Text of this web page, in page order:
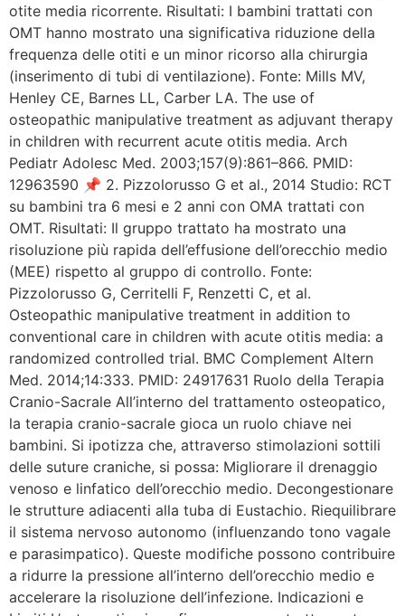
otite media ricorrente. Risultati: I bambini trattati con
OMT hanno mostrato una significativa riduzione della
frequenza delle otiti e un minor ricorso alla chirurgia
(inserimento di tubi di ventilazione). Fonte: Mills MV,
Henley CE, Barnes LL, Carber LA. The use of
osteopathic manipulative treatment as adjuvant therapy
in children with recurrent acute otitis media. Arch
Pediatr Adolesc Med. 2003;157(9):861–866. PMID:
12963590 📌 2. Pizzolorusso G et al., 2014 Studio: RCT
su bambini tra 6 mesi e 2 anni con OMA trattati con
OMT. Risultati: Il gruppo trattato ha mostrato una
risoluzione più rapida dell’effusione dell’orecchio medio
(MEE) rispetto al gruppo di controllo. Fonte:
Pizzolorusso G, Cerritelli F, Renzetti C, et al.
Osteopathic manipulative treatment in addition to
conventional care in children with acute otitis media: a
randomized controlled trial. BMC Complement Altern
Med. 2014;14:333. PMID: 24917631 Ruolo della Terapia
Cranio-Sacrale All’interno del trattamento osteopatico,
la terapia cranio-sacrale gioca un ruolo chiave nei
bambini. Si ipotizza che, attraverso stimolazioni sottili
delle suture craniche, si possa: Migliorare il drenaggio
venoso e linfatico dell’orecchio medio. Decongestionare
le strutture adiacenti alla tuba di Eustachio. Riequilibrare
il sistema nervoso autonomo (influenzando tono vagale
e parasimpatico). Queste modifiche possono contribuire
a ridurre la pressione all’interno dell’orecchio medio e
accelerare la risoluzione dell’infezione. Indicazioni e